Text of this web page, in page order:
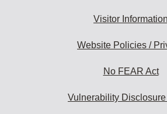
Visitor Information
Website Policies /
No FEAR Act
Vulnerability